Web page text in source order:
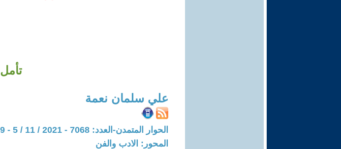
تأمل
علي سلمان نعمة
الحوار المتمدن-العدد: 7068 - 2021 / 11 / 5 - 09:09
المحور: الادب والفن